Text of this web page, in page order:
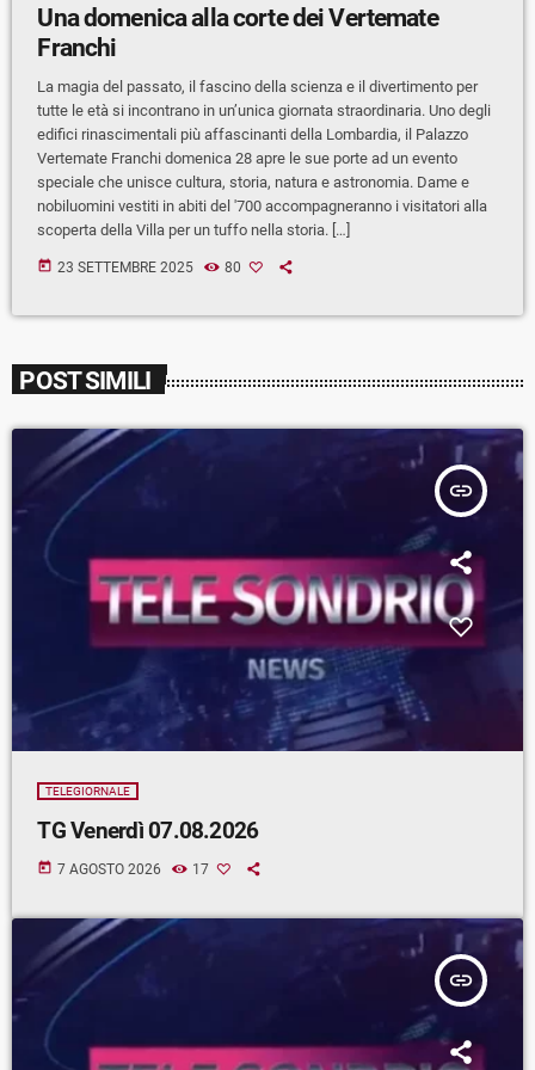
Una domenica alla corte dei Vertemate
Franchi
La magia del passato, il fascino della scienza e il divertimento per
tutte le età si incontrano in un’unica giornata straordinaria. Uno degli
edifici rinascimentali più affascinanti della Lombardia, il Palazzo
Vertemate Franchi domenica 28 apre le sue porte ad un evento
speciale che unisce cultura, storia, natura e astronomia. Dame e
nobiluomini vestiti in abiti del '700 accompagneranno i visitatori alla
scoperta della Villa per un tuffo nella storia. […]
today 23 SETTEMBRE 2025 80
POST SIMILI
insert_link
TELEGIORNALE
TG Venerdì 07.08.2026
today 7 AGOSTO 2026 17
insert_link